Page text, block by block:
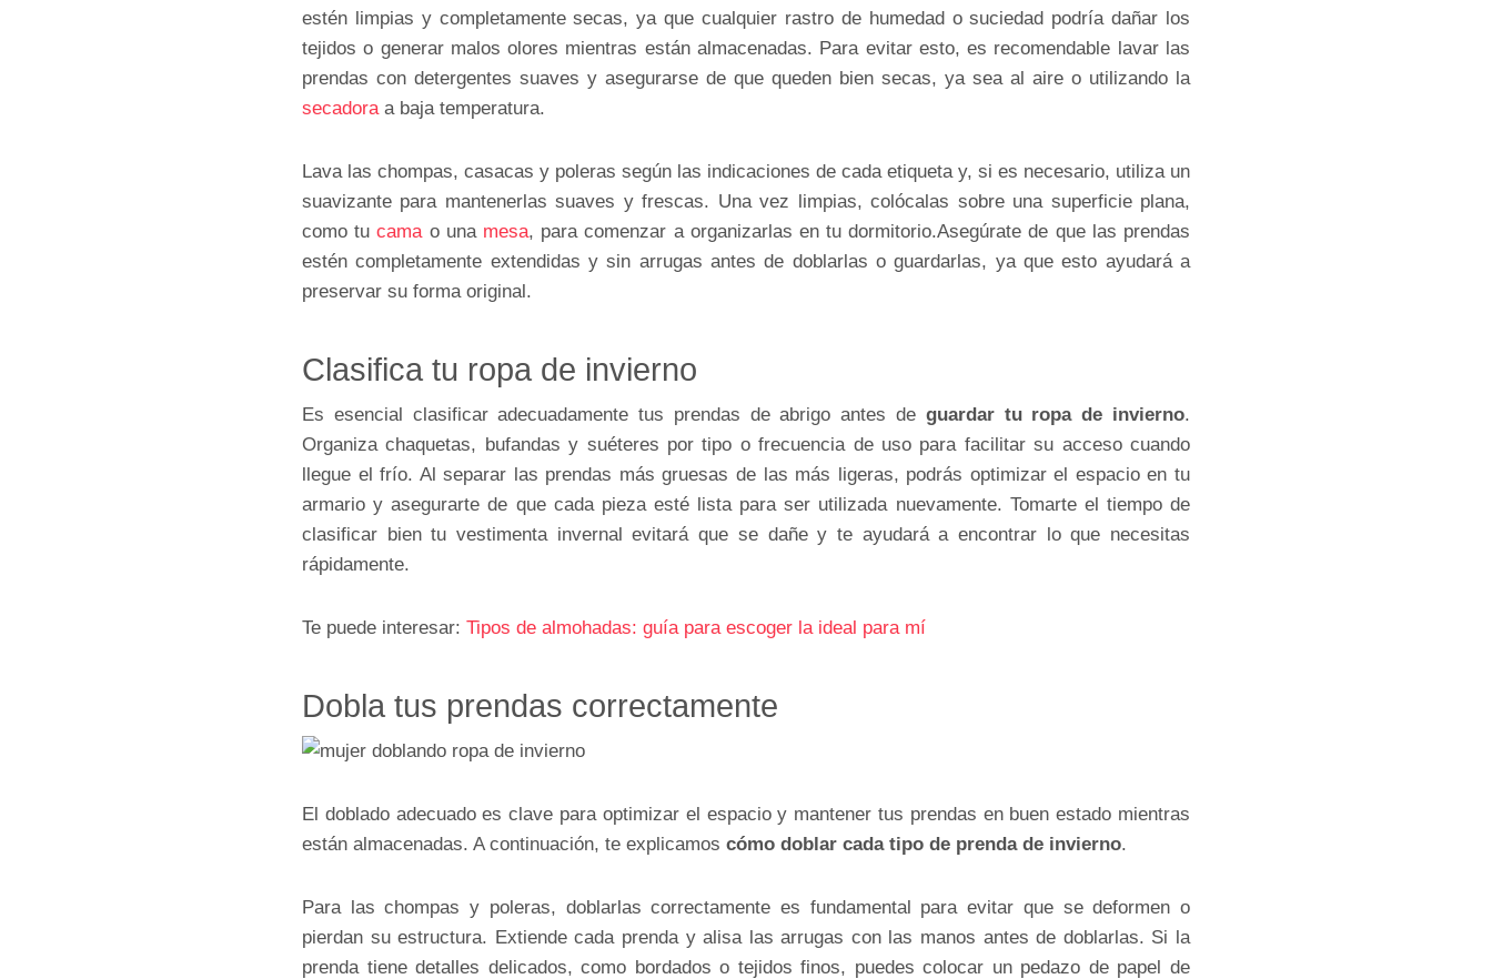
estén limpias y completamente secas, ya que cualquier rastro de humedad o suciedad podría dañar los
tejidos o generar malos olores mientras están almacenadas. Para evitar esto, es recomendable lavar las
prendas con detergentes suaves y asegurarse de que queden bien secas, ya sea al aire o utilizando la
secadoraa baja temperatura.
Lava las chompas, casacas y poleras según las indicaciones de cada etiqueta y, si es necesario, utiliza un
suavizante para mantenerlas suaves y frescas. Una vez limpias, colócalas sobre una superficie plana,
como tu camao una mesa, para comenzar a organizarlas en tu dormitorio.Asegúrate de que las prendas
estén completamente extendidas y sin arrugas antes de doblarlas o guardarlas, ya que esto ayudará a
preservar su forma original.
Clasifica tu ropa de invierno
Es esencial clasificar adecuadamente tus prendas de abrigo antes de guardar tu ropa de invierno.
Organiza chaquetas, bufandas y suéteres por tipo o frecuencia de uso para facilitar su acceso cuando
llegue el frío. Al separar las prendas más gruesas de las más ligeras, podrás optimizar el espacio en tu
armario y asegurarte de que cada pieza esté lista para ser utilizada nuevamente. Tomarte el tiempo de
clasificar bien tu vestimenta invernal evitará que se dañe y te ayudará a encontrar lo que necesitas
rápidamente.
Te puede interesar: Tipos de almohadas: guía para escoger la ideal para mí
Dobla tus prendas correctamente
El doblado adecuado es clave para optimizar el espacio y mantener tus prendas en buen estado mientras
están almacenadas. A continuación, te explicamos cómo doblar cada tipo de prenda de invierno.
Para las chompas y poleras, doblarlas correctamente es fundamental para evitar que se deformen o
pierdan su estructura. Extiende cada prenda y alisa las arrugas con las manos antes de doblarlas. Si la
prenda tiene detalles delicados, como bordados o tejidos finos, puedes colocar un pedazo de papel de